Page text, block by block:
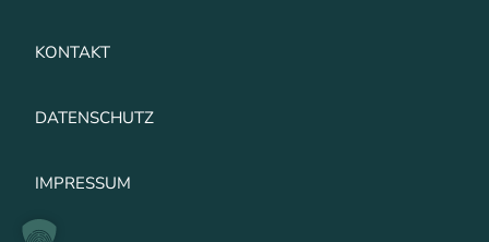
KONTAKT
DATENSCHUTZ
IMPRESSUM